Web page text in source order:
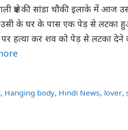
क्षेत्र की सांडा चौकी इलाके में
के घर के पास एक पेड़ से लटका
पर हत्या कर शव को पेड़ से लटका देने
, Hanging body, Hindi News, lover,